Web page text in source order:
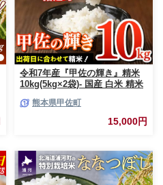
令和7年産『甲佐の輝き』精米
10kg(5kg×2袋)- 国産 白米 精米
あり 厳選 マイスター 生活応援
ひのひかり 森のくまさん おす
すめ 熊本県 甲佐町【価格改定
熊本県甲佐町
15,000円